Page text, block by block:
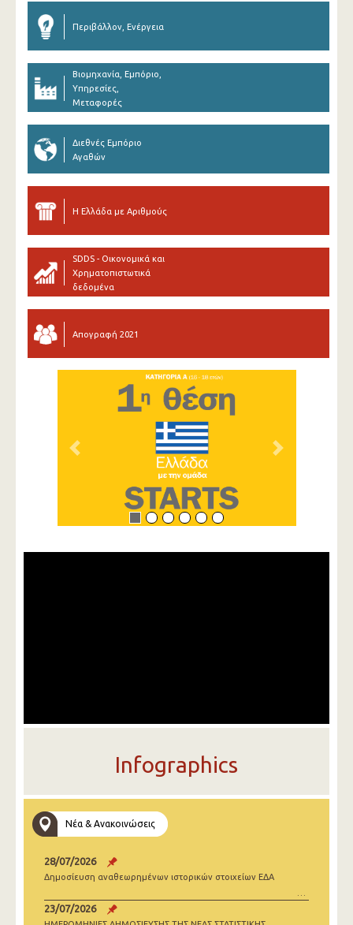
Περιβάλλον, Ενέργεια
Βιομηχανία, Εμπόριο,
Υπηρεσίες,
Μεταφορές
Διεθνές Εμπόριο
Αγαθών
Η Ελλάδα με Αριθμούς
SDDS - Οικονομικά και
Χρηματοπιστωτικά
δεδομένα
Απογραφή 2021
Previous Next
Infographics
Νέα & Ανακοινώσεις
28/07/2026
Δημοσίευση αναθεωρημένων ιστορικών στοιχείων ΕΔΑ
23/07/2026